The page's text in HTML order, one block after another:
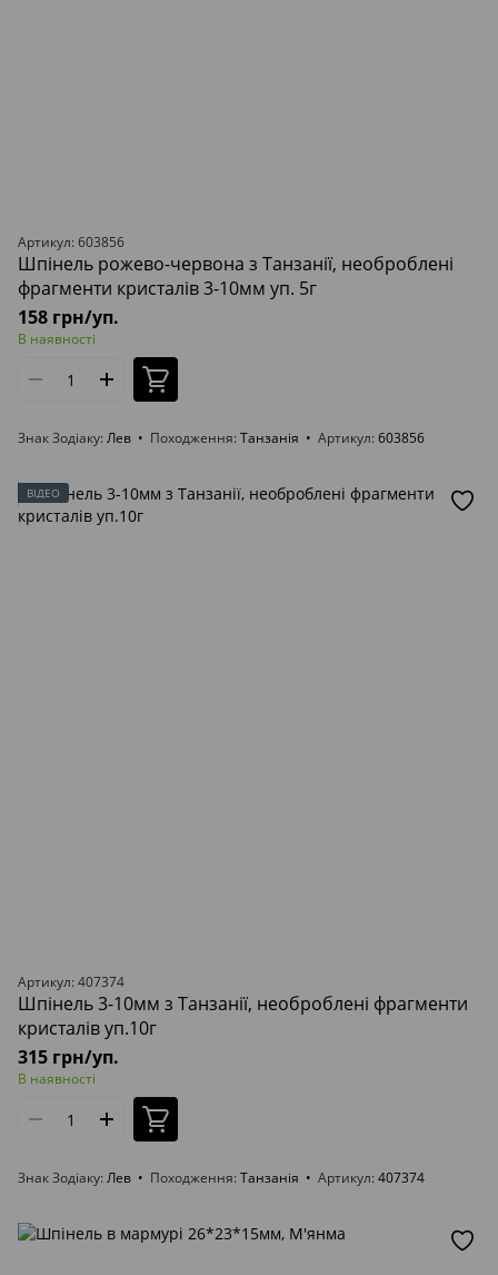
Артикул: 603856
Шпінель рожево-червона з Танзанії, необроблені
фрагменти кристалів 3-10мм уп. 5г
158 грн/уп.
В наявності
Знак Зодіаку Лев Походження Танзанія Артикул 603856
ВІДЕО
Артикул: 407374
Шпінель 3-10мм з Танзанії, необроблені фрагменти
кристалів уп.10г
315 грн/уп.
В наявності
Знак Зодіаку Лев Походження Танзанія Артикул 407374